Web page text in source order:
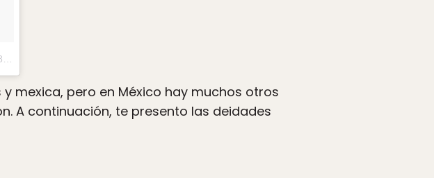
mexica, pero en México hay muchos otros
A continuación, te presento las deidades